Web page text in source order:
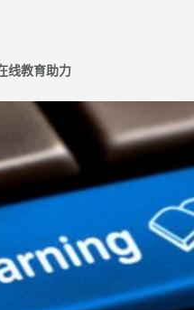
线教育助力